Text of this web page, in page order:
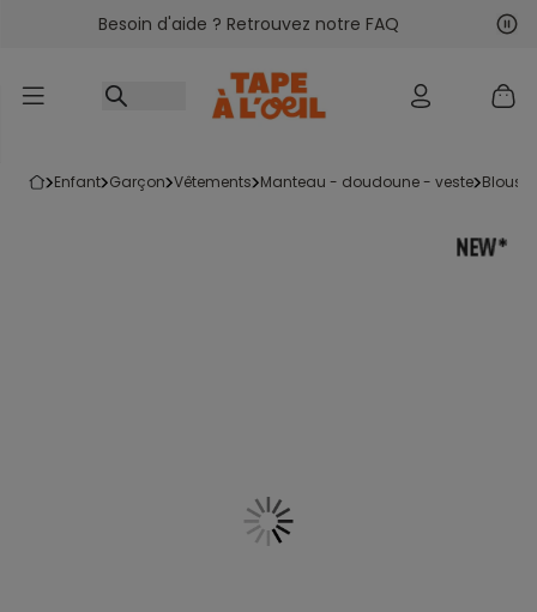
Accéder au contenu
Besoin d'aide ? Retrouvez notre FAQ
enfant garçon vêtements manteau - doudoune - veste